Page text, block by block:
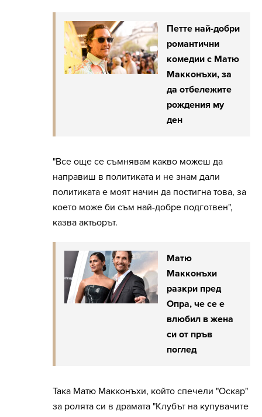
Петте най-добри
романтични
комедии с Матю
Макконъхи, за
да отбележите
рождения му
ден
"Все още се съмнявам какво можеш да
направиш в политиката и не знам дали
политиката е моят начин да постигна това, за
което може би съм най-добре подготвен",
казва актьорът.
Матю
Макконъхи
разкри пред
Опра, че се е
влюбил в жена
си от пръв
поглед
Така Матю Макконъхи, който спечели "Оскар"
за ролята си в драмата "Клубът на купувачите